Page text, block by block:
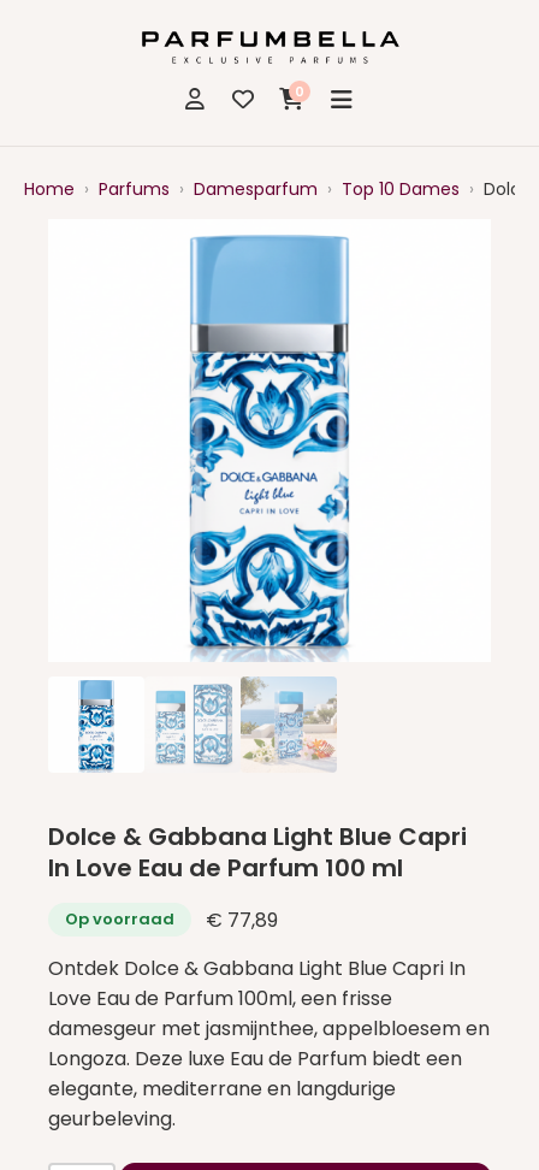
0
Home › Parfums › Damesparfum › Top 10 Dames › Dolce
Dolce & Gabbana Light Blue Capri
In Love Eau de Parfum 100 ml
Op voorraad € 77,89
Ontdek Dolce & Gabbana Light Blue Capri In
Love Eau de Parfum 100ml, een frisse
damesgeur met jasmijnthee, appelbloesem en
Longoza. Deze luxe Eau de Parfum biedt een
elegante, mediterrane en langdurige
geurbeleving.